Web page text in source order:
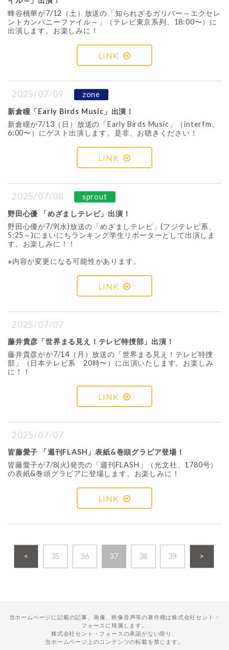
蜂谷桃華が7/12（土）放送の「知られざるガリバー～エクセレ
ントカンパニーファイル～」（テレビ東京系列、18:00〜）に
出演します。お楽しみに！
LINK
2025/07/09
zone
新倉瞳「Early Birds Music」出演！
新倉瞳が7/13（日）放送の「Early Birds Music」（interfm、
6:00〜）にゲスト出演します。是非、お聴きください！
LINK
2025/07/08
sprout
野田心優 「めざましテレビ」出演！
野田心優が7/9(水)放送の「めざましテレビ」(フジテレビ系、
5:25～)にまいにちランキング学生リポーターとして出演しま
す。お楽しみに！！
※内容が変更になる可能性があります。
LINK
2025/07/07
藤井貴彦「世界まる見え！テレビ特捜部」出演！
藤井貴彦がが7/14（月）放送の「世界まる見え！テレビ特捜
部」（日本テレビ系 20時〜）に出演いたします。お楽しみ
に！！
LINK
2025/07/07
皆藤愛子 「週刊FLASH」表紙&巻頭グラビア登場！
皆藤愛子が7/8(火)発売の「週刊FLASH」（光文社、1780号）
の表紙&巻頭グラビアに登場します。お楽しみに！
LINK
< 35 36 37 38 39 >
当ホームページに記載の記事、画像、映像音声等の著作権は株式会社セント・
フォースに帰属します。
株式会社セント・フォースの承諾がない限り、
当ホームページ上のコンテンツの転載を禁じます。